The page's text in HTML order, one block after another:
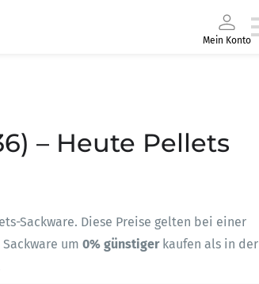
Mein Konto
– Heute Pellets
Sackware. Diese Preise gelten bei einer
Sackware um 0% günstigerkaufen als in der